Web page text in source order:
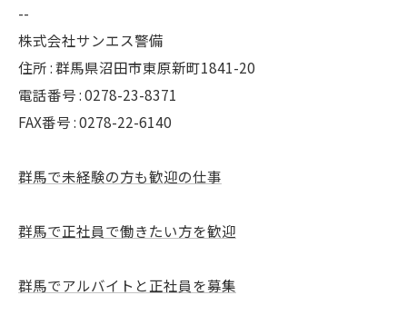
--
株式会社サンエス警備
住所 : 群馬県沼田市東原新町1841-20
電話番号 : 0278-23-8371
FAX番号 : 0278-22-6140
群馬で未経験の方も歓迎の仕事
群馬で正社員で働きたい方を歓迎
群馬でアルバイトと正社員を募集